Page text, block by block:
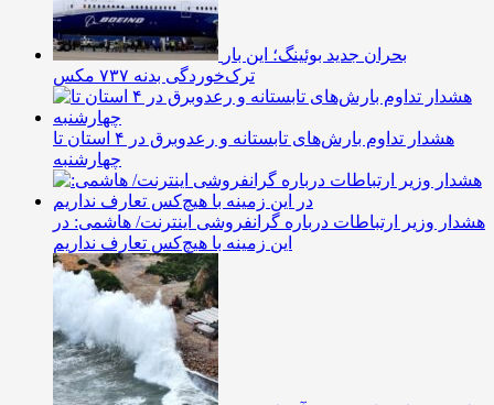
بحران جدید بوئینگ؛ این بار
ترک‌خوردگی بدنه ۷۳۷ مکس
هشدار تداوم بارش‌های تابستانه و رعدوبرق در ۴ استان تا
چهارشنبه
هشدار وزیر ارتباطات درباره گرانفروشی اینترنت/ هاشمی: در
این زمینه با هیچ‌کس تعارف نداریم